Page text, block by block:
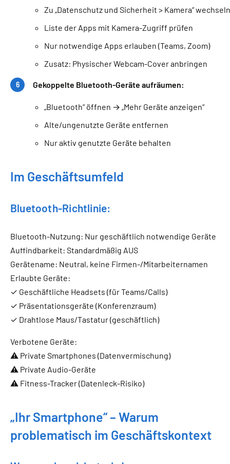
Zu „Datenschutz und Sicherheit > Kamera“
Liste der Apps mit Kamera-Zugriff prüfen
Nur notwendige Apps erlauben (Teams, Zoom)
Zusatz: Physischer Webcam-Cover anbringen
Gekoppelte Bluetooth-Geräte aufräumen:
„Bluetooth“ öffnen → „Mehr Geräte anzeigen“
Alte/ungenutzte Geräte entfernen
Nur aktiv genutzte Geräte behalten
Im Geschäftsumfeld
Bluetooth-Richtlinie:
Bluetooth-Nutzung: Nur geschäftlich notwendige Geräte
Auffindbarkeit: Standardmäßig AUS
Gerätename: Neutral, keine Firmen-/Mitarbeiternamen
Erlaubte Geräte:
✓ Geschäftliche Headsets (für Teams/Calls)
✓ Präsentationsgeräte (Konferenzraum)
✓ Drahtlose Maus/Tastatur (geschäftlich)
Verbotene Geräte:
⚠ Private Smartphones (Datenvermischung)
⚠ Private Audio-Geräte
⚠ Fitness-Tracker (Datenleck-Risiko)
„Ihr Smartphone“ – Warum
problematisch im Geschäftskontext